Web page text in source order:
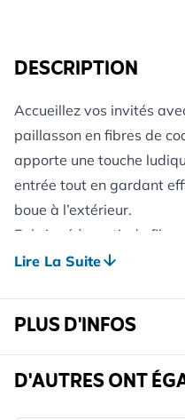
DESCRIPTION
Accueillez vos invités
paillasson en fibres de
apporte une touche
entrée tout en gardant
boue à l’extérieur.
Fabriqué à partir de
redoutable contre les
entrées très fréquentées.
ÉLÉGANT ET
Lire La Suite
PLUS D'INFOS
Réf.
D'AUTRES ONT